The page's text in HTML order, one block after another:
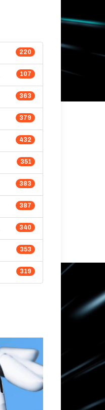
220
107
363
379
432
351
383
387
340
353
319